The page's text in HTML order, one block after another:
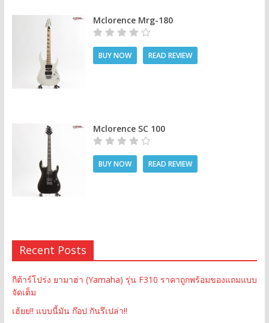
Mclorence Mrg-180
BUY NOW READ REVIEW
Mclorence SC 100
BUY NOW READ REVIEW
Recent Posts
กีต้าร์โปร่ง ยามาฮ่า (Yamaha) รุ่น F310 ราคาถูกพร้อมของแถมแบบ
จัดเต็ม
เฮ้ยย!! แบบนี้มัน ก๊อป กันรึเปล่า!!